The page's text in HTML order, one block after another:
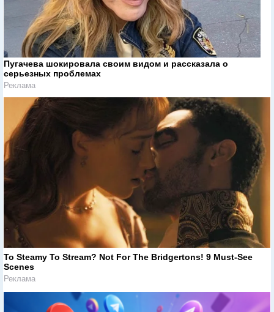
Пугачева шокировала своим видом и рассказала о
серьезных проблемах
Реклама
To Steamy To Stream? Not For The Bridgertons! 9 Must-See
Scenes
Реклама